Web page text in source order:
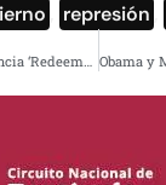
represión
Judas Priest anuncia ‘Redeemer of souls’ nuevo material discográfico